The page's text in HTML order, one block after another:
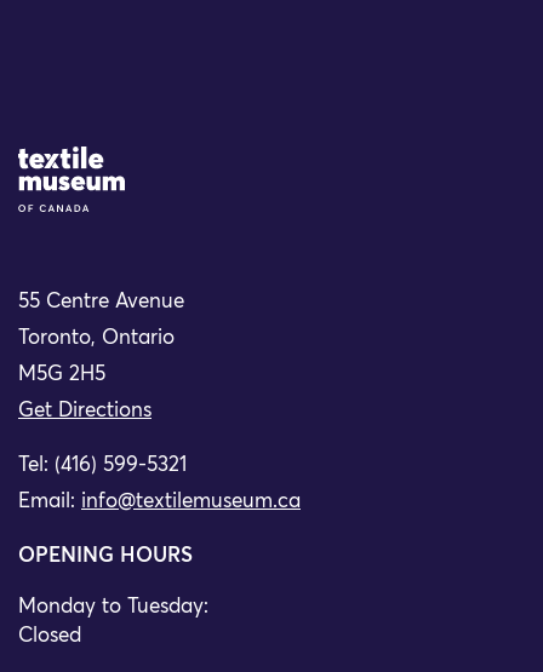
Site Logo
55 Centre Avenue
Toronto, Ontario
M5G 2H5
Get Directions
Tel: (416) 599-5321
Email: info@textilemuseum.ca
OPENING HOURS
Monday to Tuesday:
Closed